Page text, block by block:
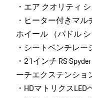
・エア クオリティ
・ヒーター付きマ
ホイール （パドル シ
・シートベンチレー
・21インチ RS
ーチエクステンショ
・HDマトリクスLED